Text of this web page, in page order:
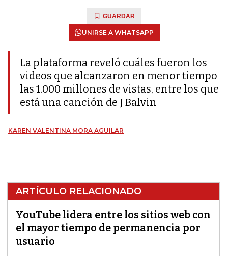
GUARDAR
UNIRSE A WHATSAPP
La plataforma reveló cuáles fueron los
videos que alcanzaron en menor tiempo
las 1.000 millones de vistas, entre los que
está una canción de J Balvin
KAREN VALENTINA MORA AGUILAR
ARTÍCULO RELACIONADO
YouTube lidera entre los sitios web con
el mayor tiempo de permanencia por
usuario